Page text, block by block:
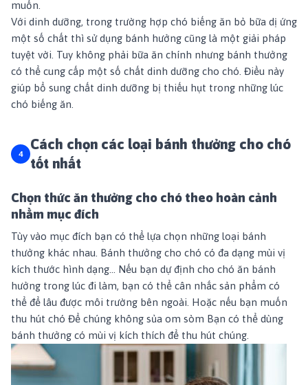
muốn.
Với dinh dưỡng, trong trường hợp chó biếng ăn bỏ bữa dị ứng
một số chất thì sử dụng bánh hưởng cũng là một giải pháp
tuyệt vời. Tuy không phải bữa ăn chính nhưng bánh thưởng
có thể cung cấp một số chất dinh dưỡng cho chó. Điều này
giúp bổ sung chất dinh dưỡng bị thiếu hụt trong những lúc
chó biếng ăn.
Cách chọn các loại bánh thưởng cho chó
tốt nhất
Chọn thức ăn thưởng cho chó theo hoàn cảnh
nhằm mục đích
Tùy vào mục đích bạn có thể lựa chọn những loại bánh
thưởng khác nhau. Bánh thưởng cho chó có đa dạng mùi vị
kích thước hình dạng… Nếu bạn dự định cho chó ăn bánh
hưởng trong lúc đi làm, bạn có thể cân nhắc sản phẩm có
thể để lâu được môi trường bên ngoài. Hoặc nếu bạn muốn
thu hút chó Để chúng không sủa om sòm Bạn có thể dùng
bánh thưởng có mùi vị kích thích để thu hút chúng.